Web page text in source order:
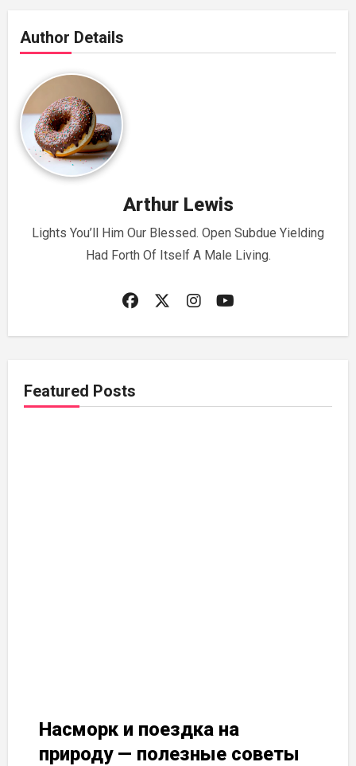
Author Details
Arthur Lewis
Lights You’ll Him Our Blessed. Open Subdue Yielding
Had Forth Of Itself A Male Living.
Featured Posts
Насморк и поездка на
природу — полезные советы